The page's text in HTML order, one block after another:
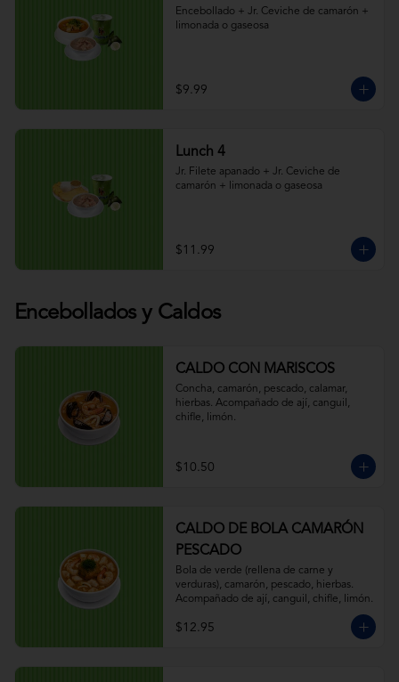
Encebollado + Jr. Ceviche de camarón +
limonada o gaseosa
$9.99
Lunch 4
Jr. Filete apanado + Jr. Ceviche de
camarón + limonada o gaseosa
$11.99
Encebollados y Caldos
CALDO CON MARISCOS
Concha, camarón, pescado, calamar,
hierbas. Acompañado de ají, canguil,
chifle, limón.
$10.50
CALDO DE BOLA CAMARÓN
PESCADO
Bola de verde (rellena de carne y
verduras), camarón, pescado, hierbas.
Acompañado de ají, canguil, chifle, limón.
$12.95